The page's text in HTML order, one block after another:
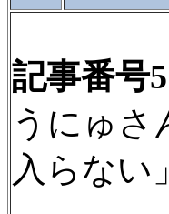
記事番号
うにゅさ
入らない